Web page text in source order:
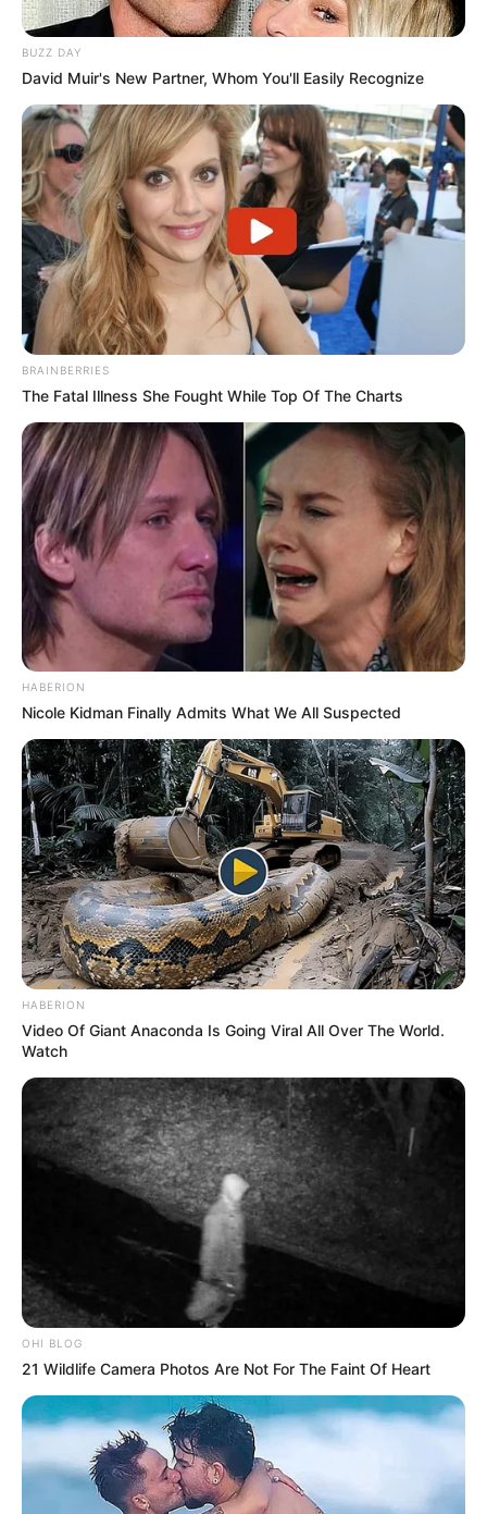
BUZZ DAY
David Muir's New Partner, Whom You'll Easily Recognize
BRAINBERRIES
The Fatal Illness She Fought While Top Of The Charts
HABERION
Nicole Kidman Finally Admits What We All Suspected
HABERION
Video Of Giant Anaconda Is Going Viral All Over The World.
Watch
OHI BLOG
21 Wildlife Camera Photos Are Not For The Faint Of Heart